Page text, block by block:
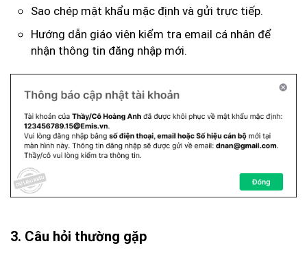
Sao chép mật khẩu mặc định và gửi trực tiếp.
Hướng dẫn giáo viên kiểm tra email cá nhân để
nhận thông tin đăng nhập mới.
3. Câu hỏi thường gặp